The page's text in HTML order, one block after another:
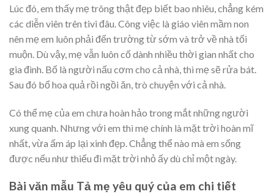
Lúc đó, em thấy mẹ trông thật đẹp biết bao nhiêu, chẳng kém
các diễn viên trên tivi đâu. Công việc là giáo viên mầm non
nên mẹ em luôn phải đến trường từ sớm và trở về nhà tối
muộn. Dù vậy, mẹ vẫn luôn cố dành nhiều thời gian nhất cho
gia đình. Bố là người nấu cơm cho cả nhà, thì mẹ sẽ rửa bát.
Sau đó bổ hoa quả rồi ngồi ăn, trò chuyện với cả nhà.
Có thể mẹ của em chưa hoàn hảo trong mắt những người
xung quanh. Nhưng với em thì mẹ chính là mặt trời hoàn mĩ
nhất, vừa ấm áp lại xinh đẹp. Chẳng thể nào mà em sống
được nếu như thiếu đi mặt trời nhỏ ấy dù chỉ một ngày.
Bài văn mẫu Tả mẹ yêu quý của em chi tiết